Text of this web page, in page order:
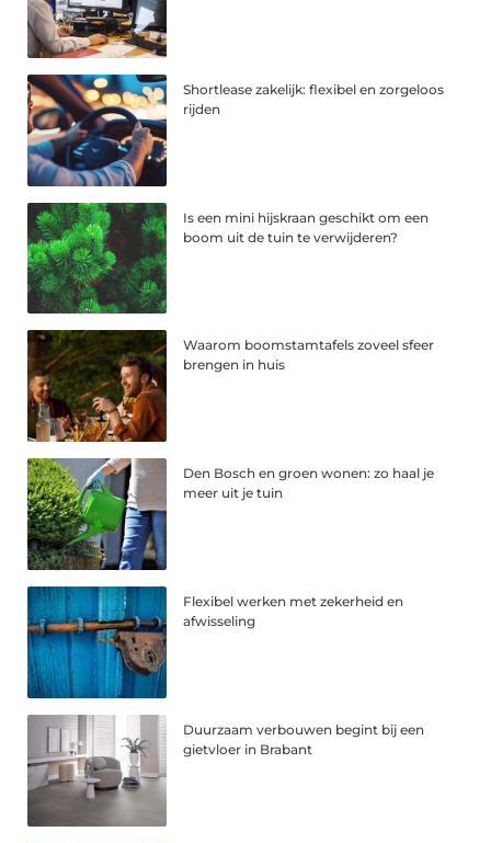
Shortlease zakelijk: flexibel en zorgeloos
rijden
Is een mini hijskraan geschikt om een
boom uit de tuin te verwijderen?
Waarom boomstamtafels zoveel sfeer
brengen in huis
Den Bosch en groen wonen: zo haal je
meer uit je tuin
Flexibel werken met zekerheid en
afwisseling
Duurzaam verbouwen begint bij een
gietvloer in Brabant